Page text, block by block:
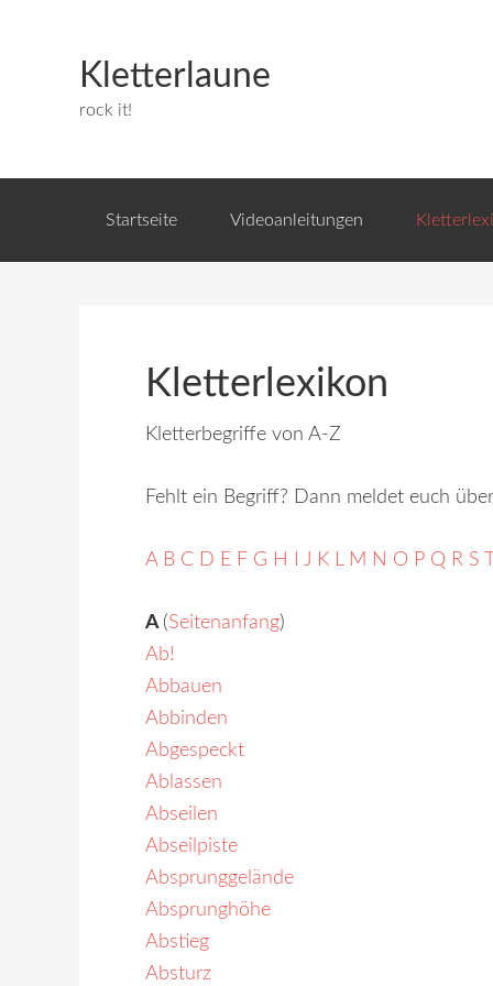
Kletterlaune
rock it!
Startseite Videoanleitungen
Kletterlexikon
Kletterbegriffe von A-Z
Fehlt ein Begriff? Dann meldet euch
A B C D E F G H J K L M N O P Q R S
A (Seitenanfang)
Ab!
Abbauen
Abbinden
Abgespeckt
Ablassen
Abseilen
Abseilpiste
Absprunggelände
Absprunghöhe
Abstieg
Absturz